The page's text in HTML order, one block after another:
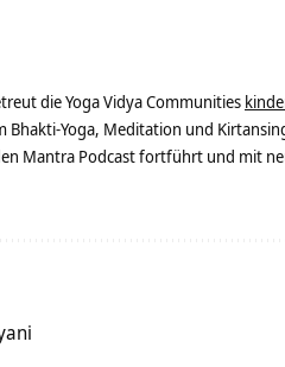
die Yoga Vidya Communities
Bhakti-Yoga, Meditation und
Mantra Podcast fortführt und mit